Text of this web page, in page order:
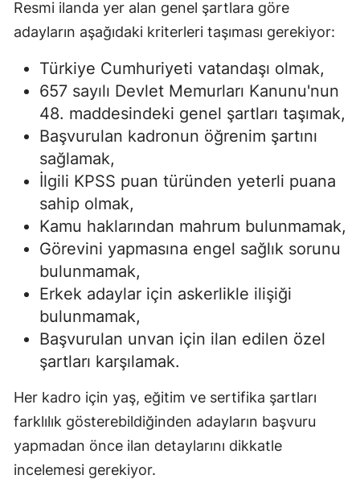
Resmi ilanda yer alan genel şartlara göre
adayların aşağıdaki kriterleri taşıması gerekiyor:
Türkiye Cumhuriyeti vatandaşı olmak,
657 sayılı Devlet Memurları Kanunu'nun
48. maddesindeki genel şartları taşımak,
Başvurulan kadronun öğrenim şartını
sağlamak,
İlgili KPSS puan türünden yeterli puana
sahip olmak,
Kamu haklarından mahrum bulunmamak,
Görevini yapmasına engel sağlık sorunu
bulunmamak,
Erkek adaylar için askerlikle ilişiği
bulunmamak,
Başvurulan unvan için ilan edilen özel
şartları karşılamak.
Her kadro için yaş, eğitim ve sertifika şartları
farklılık gösterebildiğinden adayların başvuru
yapmadan önce ilan detaylarını dikkatle
incelemesi gerekiyor.